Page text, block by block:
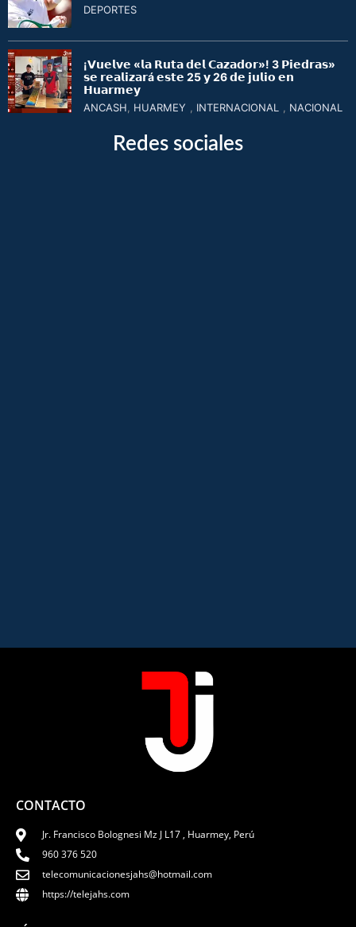
DEPORTES
¡𝗩𝘂𝗲𝗹𝘃𝗲 «𝗹𝗮 𝗥𝘂𝘁𝗮 𝗱𝗲𝗹 𝗖𝗮𝘇𝗮𝗱𝗼𝗿»! 3 𝗣𝗶𝗲𝗱𝗿𝗮𝘀»
𝘀𝗲 𝗿𝗲𝗮𝗹𝗶𝘇𝗮𝗿á 𝗲𝘀𝘁𝗲 25 𝘆 26 𝗱𝗲 𝗷𝘂𝗹𝗶𝗼 𝗲𝗻
𝗛𝘂𝗮𝗿𝗺𝗲𝘆
ANCASH HUARMEY INTERNACIONAL NACIONAL
Redes sociales
CONTACTO
Jr. Francisco Bolognesi Mz J L17 , Huarmey, Perú
960 376 520
telecomunicacionesjahs@hotmail.com
https://telejahs.com